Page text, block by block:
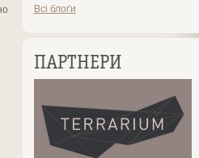
Всі блоґи
ПАРТНЕРИ